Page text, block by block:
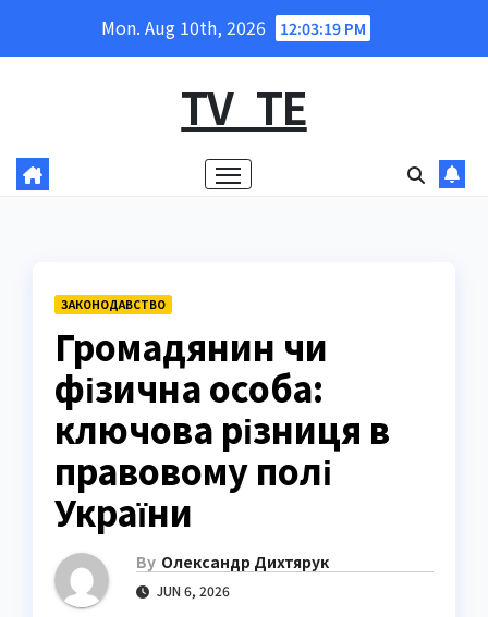
Mon. Aug 10th, 2026 12:03:20 PM
TV_TE
ЗАКОНОДАВСТВО
Громадянин чи
фізична особа:
ключова різниця в
правовому полі
України
By Олександр Дихтярук
JUN 6, 2026